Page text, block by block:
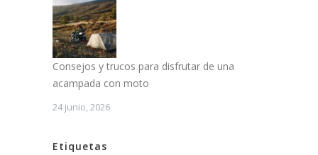
Consejos y trucos para disfrutar de una
acampada con moto
24 junio, 2026
Etiquetas